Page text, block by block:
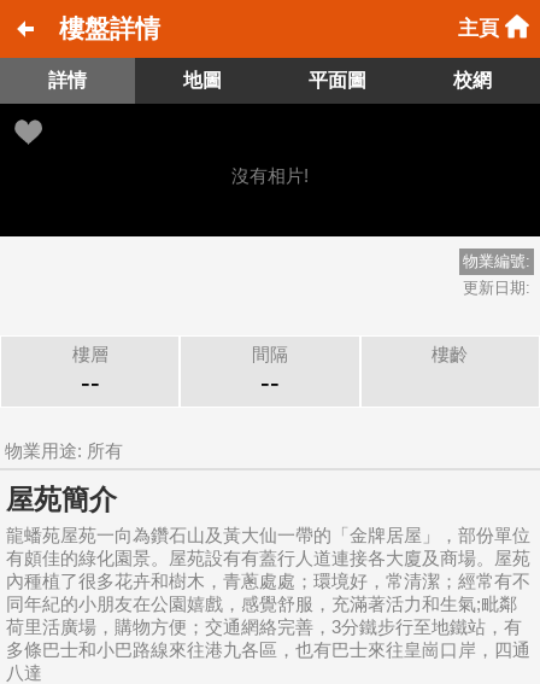
樓盤詳情 主頁
詳情 地圖 平面圖 校網
沒有相片!
物業編號:
更新日期:
樓層
--
間隔
--
樓齡
物業用途: 所有
屋苑簡介
龍蟠苑屋苑一向為鑽石山及黃大仙一帶的「金牌居屋」，部份單位
有頗佳的綠化園景。屋苑設有有蓋行人道連接各大廈及商場。屋苑
內種植了很多花卉和樹木，青蔥處處；環境好，常清潔；經常有不
同年紀的小朋友在公園嬉戲，感覺舒服，充滿著活力和生氣;毗鄰
荷里活廣場，購物方便；交通網絡完善，3分鐵步行至地鐵站，有
多條巴士和小巴路線來往港九各區，也有巴士來往皇崗口岸，四通
八達